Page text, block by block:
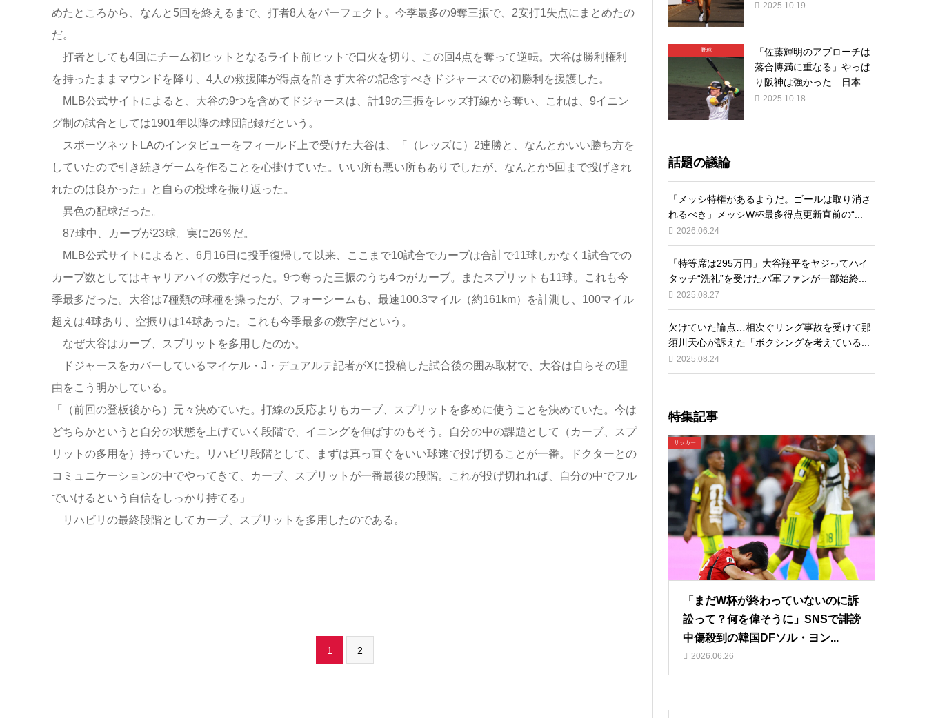
めたところから、なんと5回を終えるまで、打者8人をパーフェクト。今季最多の9奪三振で、2安打1失点にまとめたの
だ。
打者としても4回にチーム初ヒットとなるライト前ヒットで口火を切り、この回4点を奪って逆転。大谷は勝利権利
を持ったままマウンドを降り、4人の救援陣が得点を許さず大谷の記念すべきドジャースでの初勝利を援護した。
MLB公式サイトによると、大谷の9つを含めてドジャースは、計19の三振をレッズ打線から奪い、これは、9イニン
グ制の試合としては1901年以降の球団記録だという。
スポーツネットLAのインタビューをフィールド上で受けた大谷は、「（レッズに）2連勝と、なんとかいい勝ち方を
していたので引き続きゲームを作ることを心掛けていた。いい所も悪い所もありでしたが、なんとか5回まで投げきれ
れたのは良かった」と自らの投球を振り返った。
異色の配球だった。
87球中、カーブが23球。実に26％だ。
MLB公式サイトによると、6月16日に投手復帰して以来、ここまで10試合でカーブは合計で11球しかなく1試合での
カーブ数としてはキャリアハイの数字だった。9つ奪った三振のうち4つがカーブ。またスプリットも11球。これも今
季最多だった。大谷は7種類の球種を操ったが、フォーシームも、最速100.3マイル（約161km）を計測し、100マイル
超えは4球あり、空振りは14球あった。これも今季最多の数字だという。
なぜ大谷はカーブ、スプリットを多用したのか。
ドジャースをカバーしているマイケル・J・デュアルテ記者がXに投稿した試合後の囲み取材で、大谷は自らその理
由をこう明かしている。
「（前回の登板後から）元々決めていた。打線の反応よりもカーブ、スプリットを多めに使うことを決めていた。今は
どちらかというと自分の状態を上げていく段階で、イニングを伸ばすのもそう。自分の中の課題として（カーブ、スプ
リットの多用を）持っていた。リハビリ段階として、まずは真っ直ぐをいい球速で投げ切ることが一番。ドクターとの
コミュニケーションの中でやってきて、カーブ、スプリットが一番最後の段階。これが投げ切れれば、自分の中でフル
でいけるという自信をしっかり持てる」
リハビリの最終段階としてカーブ、スプリットを多用したのである。
1 2
2025.10.19
野球
「佐藤輝明のアプローチは
落合博満に重なる」やっぱ
り阪神は強かった…日本...
2025.10.18
話題の議論
「メッシ特権があるようだ。ゴールは取り消さ
れるべき」メッシW杯最多得点更新直前の“...
2026.06.24
「特等席は295万円」大谷翔平をヤジってハイ
タッチ“洗礼”を受けたパ軍ファンが一部始終...
2025.08.27
欠けていた論点…相次ぐリング事故を受けて那
須川天心が訴えた「ボクシングを考えている...
2025.08.24
特集記事
サッカー
「まだW杯が終わっていないのに訴
訟って？何を偉そうに」SNSで誹謗
中傷殺到の韓国DFソル・ヨン...
2026.06.26